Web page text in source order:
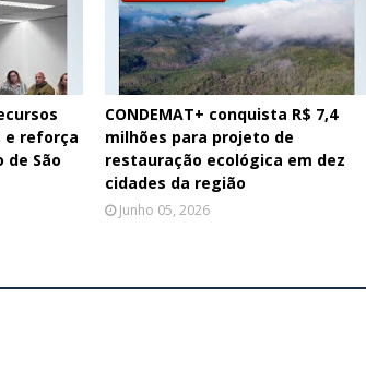
e reforça
de São
CONDEMAT+ conquista R$ 7,4
milhões para projeto de
restauração ecológica em dez
cidades da região
Junho 05, 2026